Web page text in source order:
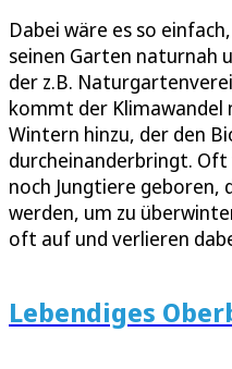
Dabei wäre es so
seinen Garten naturnah
der z.B.
kommt der Klimawandel
Wintern hinzu, der den
durcheinanderbringt. Oft
noch Jungtiere geboren,
werden, um zu
oft auf und verlieren
Lebendiges